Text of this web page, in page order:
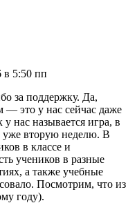
в 5:50 пп
за поддержку. Да,
— это у нас сейчас даже
нас называется игра, в
уже вторую неделю. В
в классе и
учеников в разные
а также учебные
Посмотрим, что из
году).